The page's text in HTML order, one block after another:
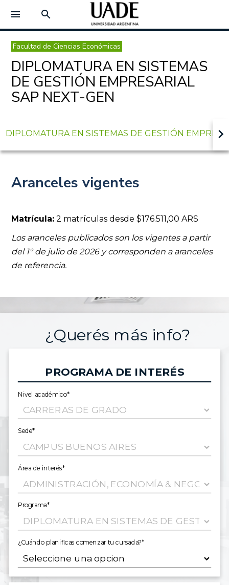
menu search
Facultad de Ciencias Económicas
DIPLOMATURA EN SISTEMAS
DE GESTIÓN EMPRESARIAL
SAP NEXT-GEN
DIPLOMATURA EN SISTEMAS DE GESTIÓN keyboard_arrow_right
Aranceles vigentes
Matrícula: 2 matrículas desde $176.511,00 ARS
Los aranceles publicados son los vigentes a partir
del 1° de julio de 2026 y corresponden a aranceles
de referencia.
¿Querés más info?
PROGRAMA DE INTERÉS
Nivel académico*
Sede*
Área de interés*
Programa*
¿Cuándo planificas comenzar tu cursada?*